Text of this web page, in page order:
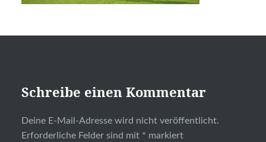
Schreibe einen Kommentar
Deine E-Mail-Adresse wird nicht veröffentlicht.
Erforderliche Felder sind mit * markiert